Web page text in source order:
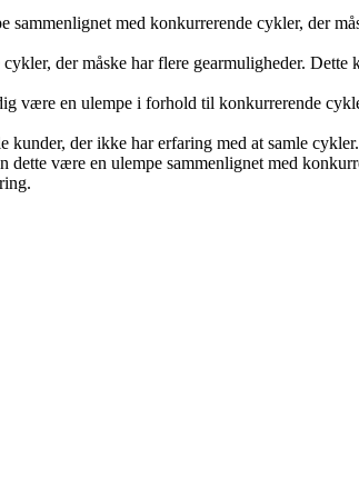
med konkurrerende cykler, der
der måske har flere gearmuligheder.
være en ulempe i forhold til konkurrerende
der ikke har erfaring med at samle
være en ulempe sammenlignet med